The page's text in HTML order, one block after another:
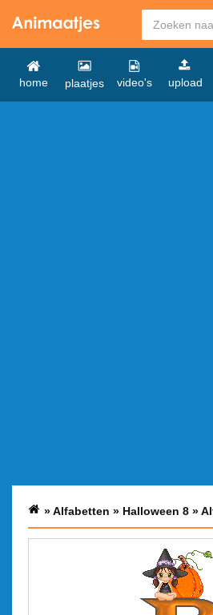
home plaatjes video's upload
»Alfabetten » Halloween 8 »